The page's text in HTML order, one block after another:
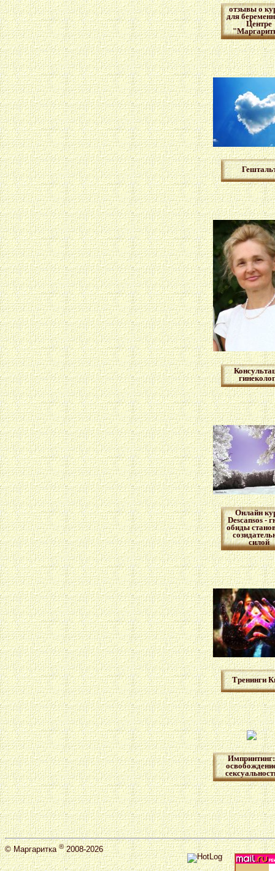
отзывы о
для
Центре
Онлайн
Descansos -
обиды
силой
Тренинги
Импринтинг:
©Маргаритка®2008-2026